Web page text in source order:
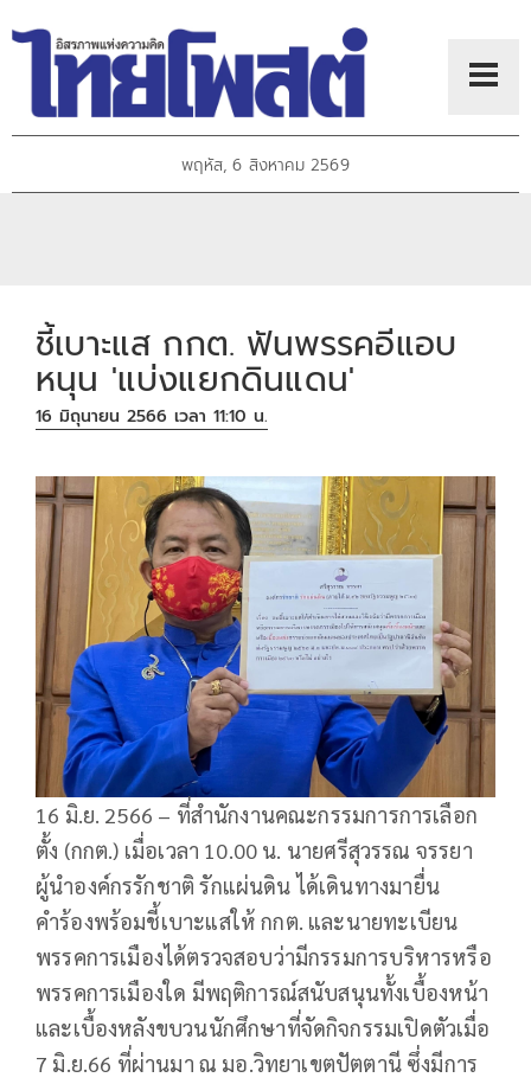
พฤหัส, 6 สิงหาคม 2569
ชี้เบาะแส กกต. ฟันพรรคอีแอบ
หนุน 'แบ่งแยกดินแดน'
16 มิถุนายน 2566 เวลา 11:10 น.
16 มิ.ย. 2566 – ที่สำนักงานคณะกรรมการการเลือก
ตั้ง (กกต.) เมื่อเวลา 10.00 น. นายศรีสุวรรณ จรรยา
ผู้นำองค์กรรักชาติ รักแผ่นดิน ได้เดินทางมายื่น
คำร้องพร้อมชี้เบาะแสให้ กกต. และนายทะเบียน
พรรคการเมืองได้ตรวจสอบว่ามีกรรมการบริหารหรือ
พรรคการเมืองใด มีพฤติการณ์สนับสนุนทั้งเบื้องหน้า
และเบื้องหลังขบวนนักศึกษาที่จัดกิจกรรมเปิดตัวเมื่อ
7 มิ.ย.66 ที่ผ่านมา ณ มอ.วิทยาเขตปัตตานี ซึ่งมีการ